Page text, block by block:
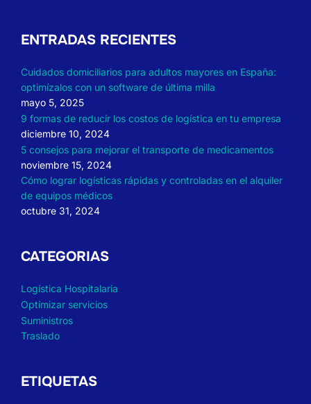
ENTRADAS RECIENTES
Cuidados domiciliarios para adultos mayores en España:
optimízalos con un software de última milla
mayo 5, 2025
9 formas de reducir los costos de logística en tu empresa
diciembre 10, 2024
5 consejos para mejorar el transporte de medicamentos
noviembre 15, 2024
Cómo lograr logísticas rápidas y controladas en el alquiler
de equipos médicos
octubre 31, 2024
CATEGORIAS
Logística Hospitalaria
Optimizar servicios
Suministros
Traslado
ETIQUETAS